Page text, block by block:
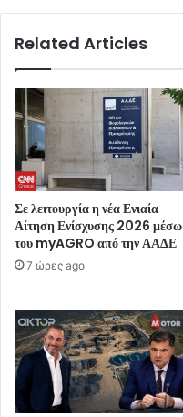
Related Articles
Σε λειτουργία η νέα Ενιαία
Αίτηση Ενίσχυσης 2026 μέσω
του myAGRO από την ΑΑΔΕ
7 ώρες ago